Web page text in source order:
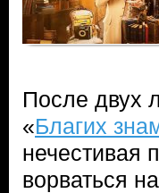
После двух
«Благих
нечестивая
ворваться